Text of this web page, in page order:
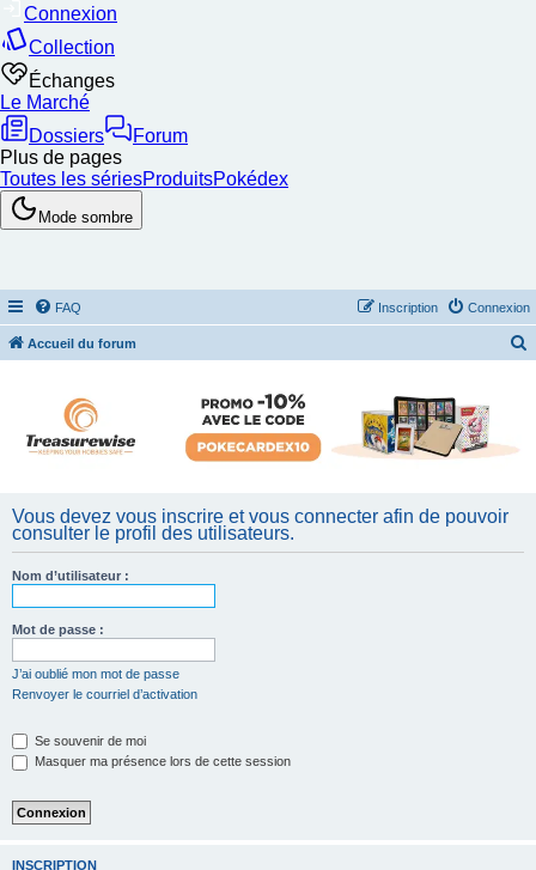
FAQ Connexion
Inscription
Accueil du forum
Vous devez vous inscrire et vous connecter afin de pouvoir
consulter le profil des utilisateurs.
Nom d’utilisateur :
Mot de passe :
J’ai oublié mon mot de passe
Renvoyer le courriel d’activation
Se souvenir de moi
Masquer ma présence lors de cette session
INSCRIPTION